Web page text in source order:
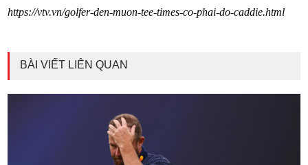
https://vtv.vn/golfer-den-muon-tee-times-co-phai-do-caddie.html
BÀI VIẾT LIÊN QUAN